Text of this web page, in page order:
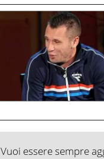
Vuoi essere sempre